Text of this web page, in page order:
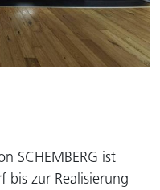
SCHEMBERG ist
bis zur Realisierung